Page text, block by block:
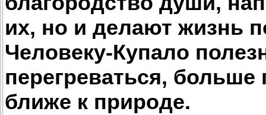
их, но и делают жизнь
Человеку-Купало
перегреваться,
ближе к природе.